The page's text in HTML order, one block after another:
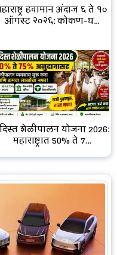
हवामान अंदाज ६ ते १०
ऑगस्ट २०२६: कोकण-घ...
शेळीपालन योजना 2026:
महाराष्ट्रात 50% ते 7...